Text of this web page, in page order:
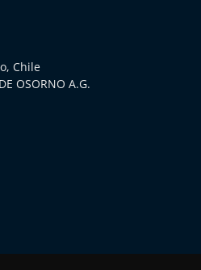
Chile
OSORNO A.G.